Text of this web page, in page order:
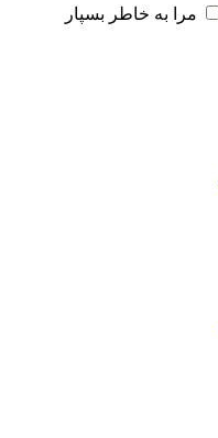
مرا به خاطر بسپار